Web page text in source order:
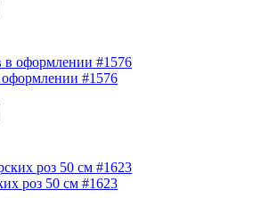
#1576
роз 50 см #1623